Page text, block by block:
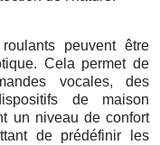
peuvent être
Cela permet de
vocales, des
de maison
un niveau de confort
de prédéfinir les